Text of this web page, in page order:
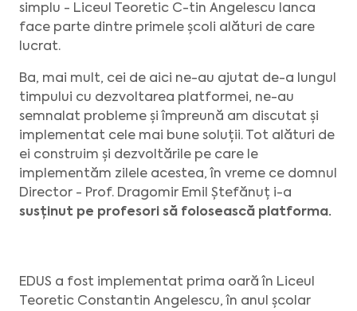
simplu - Liceul Teoretic C-tin Angelescu Ianca
face parte dintre primele școli alături de care
lucrat.
Ba, mai mult, cei de aici ne-au ajutat de-a lungul
timpului cu dezvoltarea platformei, ne-au
semnalat probleme și împreună am discutat și
implementat cele mai bune soluții. Tot alături de
ei construim și dezvoltările pe care le
implementăm zilele acestea, în vreme ce domnul
Director - Prof. Dragomir Emil Ștefănuț i-a
susținut pe profesori să folosească platforma.
EDUS a fost implementat prima oară în Liceul
Teoretic Constantin Angelescu, în anul școlar